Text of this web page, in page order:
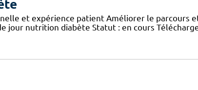
et expérience patient Améliorer le parcours
jour nutrition diabète Statut : en cours